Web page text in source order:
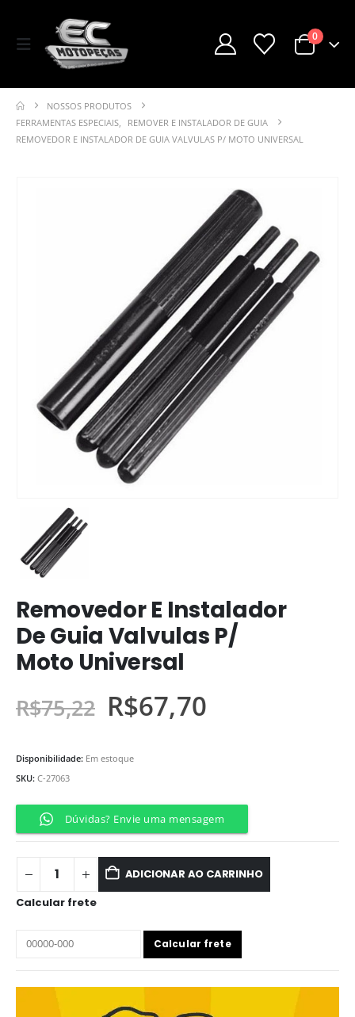
0
NOSSOS PRODUTOS
FERRAMENTAS ESPECIAIS,
REMOVER E INSTALADOR DE GUIA
REMOVEDOR E INSTALADOR DE GUIA VALVULAS P/ MOTO UNIVERSAL
Removedor E Instalador
De Guia Valvulas P/
Moto Universal
R$75,22 R$67,70
Disponibilidade: Em estoque
SKU: C-27063
Dúvidas? Envie uma mensagem
ADICIONAR AO CARRINHO
Calcular frete